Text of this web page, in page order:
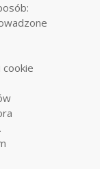
cookie